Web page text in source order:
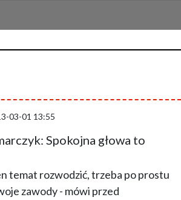
03-01 13:55
Spokojna głowa to
temat rozwodzić, trzeba po prostu
zawody - mówi przed